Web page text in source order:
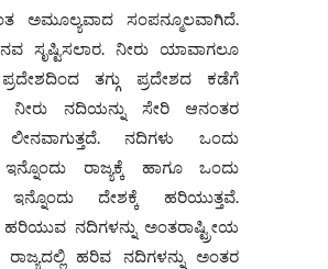
ಅಮೂಲ್ಯವಾದ ಸಂಪನ್ಮೂಲವಾಗಿದೆ.
ಸೃಷ್ಟಿಸಲಾರ. ನೀರು ಯಾವಾಗಲೂ
ತಗ್ಗು ಪ್ರದೇಶದ ಕಡೆಗೆ
ನೀರು ನದಿಯನ್ನು ಸೇರಿ ಆನಂತರ
ಲೀನವಾಗುತ್ತದೆ. ನದಿಗಳು ಒಂದು
ರಾಜ್ಯಕ್ಕೆ ಹಾಗೂ ಒಂದು
ದೇಶಕ್ಕೆ ಹರಿಯುತ್ತವೆ.
ಹರಿಯುವ ನದಿಗಳನ್ನು ಅಂತರಾಷ್ಟ್ರೀಯ
ರಾಜ್ಯದಲ್ಲಿ ಹರಿವ ನದಿಗಳನ್ನು ಅಂತರ